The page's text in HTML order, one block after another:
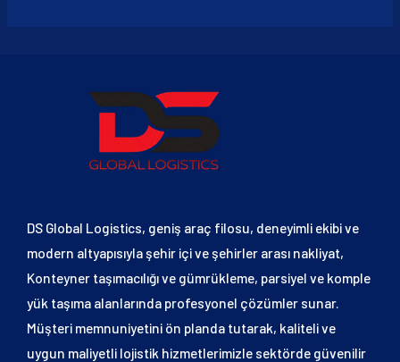
DS Global Logistics, geniş araç filosu, deneyimli ekibi ve
modern altyapısıyla şehir içi ve şehirler arası nakliyat,
Konteyner taşımacılığı ve gümrükleme, parsiyel ve komple
yük taşıma alanlarında profesyonel çözümler sunar.
Müşteri memnuniyetini ön planda tutarak, kaliteli ve
uygun maliyetli lojistik hizmetlerimizle sektörde güvenilir